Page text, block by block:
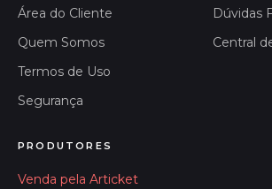
Área do Cliente
Quem Somos
Termos de Uso
Segurança
Dúvidas
Central
PRODUTORES
Venda pela Articket